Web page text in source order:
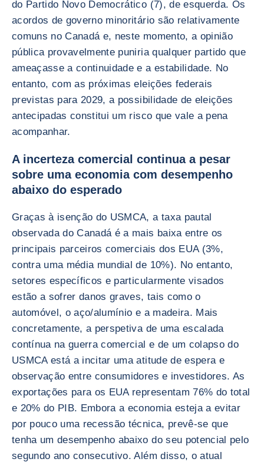
do Partido Novo Democrático (7), de esquerda. Os
acordos de governo minoritário são relativamente
comuns no Canadá e, neste momento, a opinião
pública provavelmente puniria qualquer partido que
ameaçasse a continuidade e a estabilidade. No
entanto, com as próximas eleições federais
previstas para 2029, a possibilidade de eleições
antecipadas constitui um risco que vale a pena
acompanhar.
A incerteza comercial continua a pesar
sobre uma economia com desempenho
abaixo do esperado
Graças à isenção do USMCA, a taxa pautal
observada do Canadá é a mais baixa entre os
principais parceiros comerciais dos EUA (3%,
contra uma média mundial de 10%). No entanto,
setores específicos e particularmente visados
estão a sofrer danos graves, tais como o
automóvel, o aço/alumínio e a madeira. Mais
concretamente, a perspetiva de uma escalada
contínua na guerra comercial e de um colapso do
USMCA está a incitar uma atitude de espera e
observação entre consumidores e investidores. As
exportações para os EUA representam 76% do total
e 20% do PIB. Embora a economia esteja a evitar
por pouco uma recessão técnica, prevê-se que
tenha um desempenho abaixo do seu potencial pelo
segundo ano consecutivo. Além disso, o atual